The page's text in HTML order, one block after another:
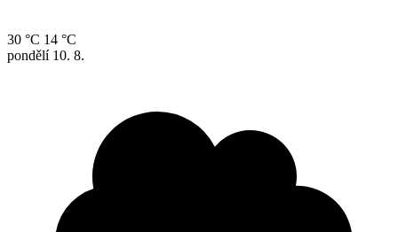
30 °C 14 °C
pondělí 10. 8.